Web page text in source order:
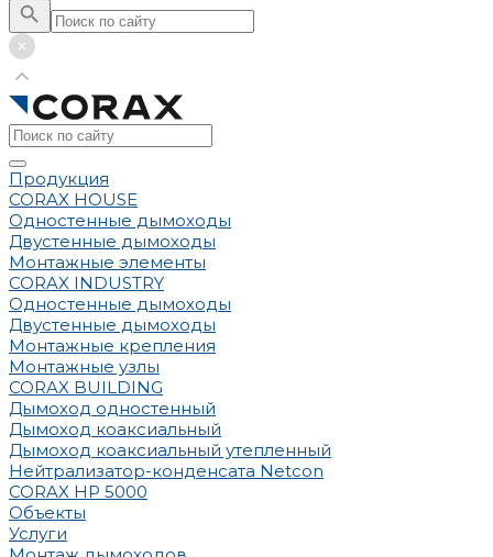
Продукция
CORAX HOUSE
Одностенные дымоходы
Двустенные дымоходы
Монтажные элементы
CORAX INDUSTRY
Одностенные дымоходы
Двустенные дымоходы
Монтажные крепления
Монтажные узлы
CORAX BUILDING
Дымоход одностенный
Дымоход коаксиальный
Дымоход коаксиальный утепленный
Нейтрализатор-конденсата Netcon
CORAX HP 5000
Объекты
Услуги